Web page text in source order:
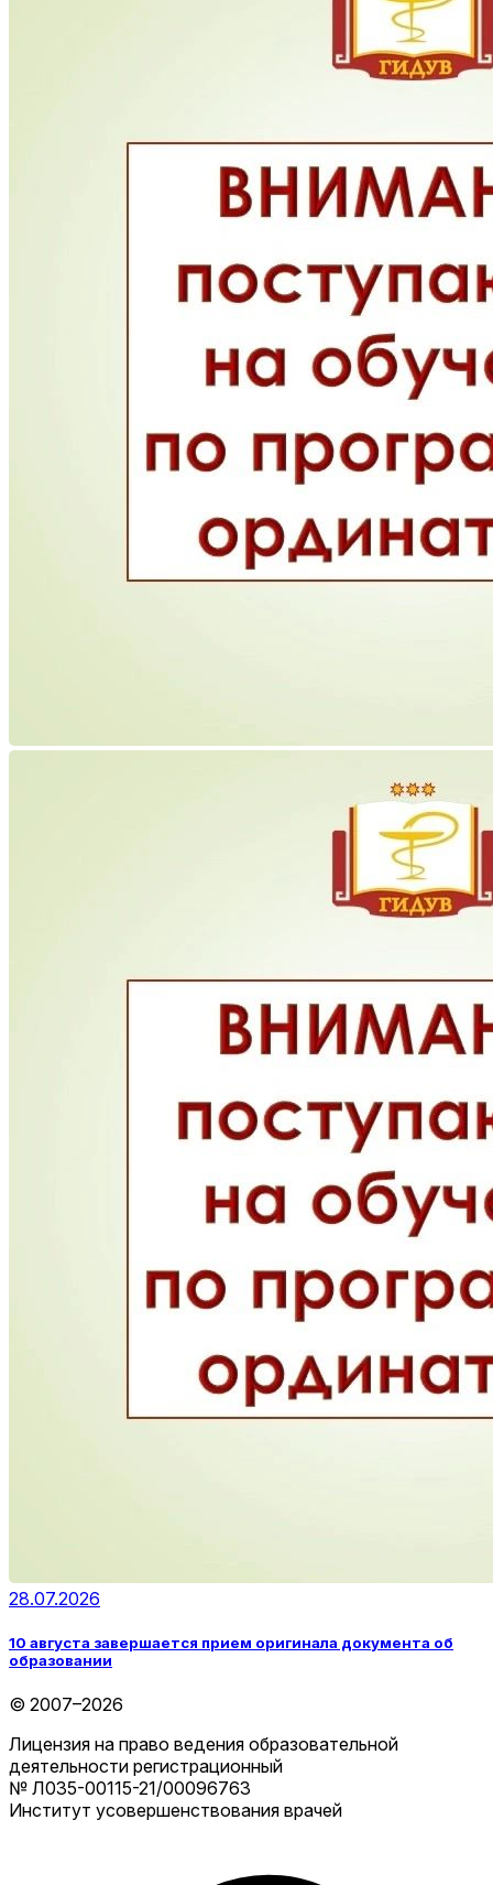
28.07.2026
10 августа завершается прием оригинала документа об
образовании
© 2007–2026
Лицензия на право ведения образовательной
деятельности регистрационный
№ Л035-00115-21/00096763
Институт усовершенствования врачей